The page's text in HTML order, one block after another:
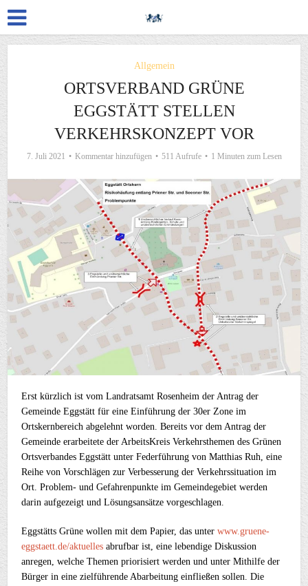
Allgemein
ORTSVERBAND GRÜNE
EGGSTÄTT STELLEN
VERKEHRSKONZEPT VOR
7. Juli 2021 Kommentar hinzufügen 511 Aufrufe 1 Minuten zum Lesen
Erst kürzlich ist vom Landratsamt Rosenheim der Antrag der
Gemeinde Eggstätt für eine Einführung der 30er Zone im
Ortskernbereich abgelehnt worden. Bereits vor dem Antrag der
Gemeinde erarbeitete der ArbeitsKreis Verkehrsthemen des Grünen
Ortsverbandes Eggstätt unter Federführung von Matthias Ruh, eine
Reihe von Vorschlägen zur Verbesserung der Verkehrssituation im
Ort. Problem- und Gefahrenpunkte im Gemeindegebiet werden
darin aufgezeigt und Lösungsansätze vorgeschlagen.
Eggstätts Grüne wollen mit dem Papier, das unterwww.gruene-
eggstaett.de/aktuelles abrufbar ist, eine lebendige Diskussion
anregen, welche Themen priorisiert werden und unter Mithilfe der
Bürger in eine zielführende Abarbeitung einfließen sollen. Die